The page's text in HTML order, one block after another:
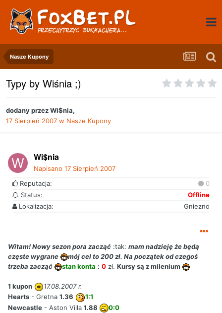
Nasze Kupony
Typy by Wiśnia ;)
dodany przezWi$nia,
17 Sierpień 2007 w Nasze Kupony
Wi$nia
Napisano 17 Sierpień 2007
Reputacja:
0
Status:
Offline
Lokalizacja:
Gniezno
Witam! Nowy sezon pora zacząć :tak: mam nadzieję że będą
częste wygrane
mój cel to 200 zł. Na początek od czegoś
trzeba zacząć
stan konta : 0 zł. Kursy są z milenium
1 kupon
17.08.2007 r.
Hearts - Gretna 1.36
1:1
Newcastle - Aston Villa 1.88
0:0